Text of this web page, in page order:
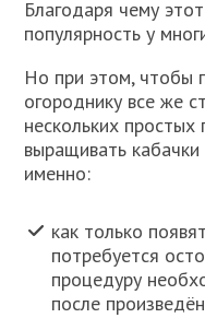
Благодаря чему
популярность у
Но при этом, чтобы
огороднику все же
нескольких простых
выращивать
именно:
как только
потребуется
процедуру
после